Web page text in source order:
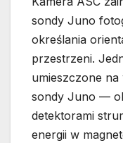
sondy Juno
określania
przestrzeni.
umieszczone
sondy Juno —
detektorami
energii w